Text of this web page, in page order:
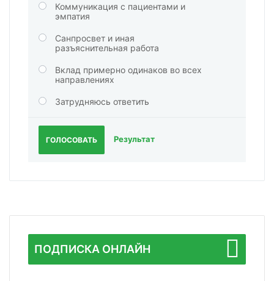
Коммуникация с пациентами и
эмпатия
Санпросвет и иная
разъяснительная работа
Вклад примерно одинаков во всех
направлениях
Затрудняюсь ответить
ГОЛОСОВАТЬ Результат
ПОДПИСКА ОНЛАЙН